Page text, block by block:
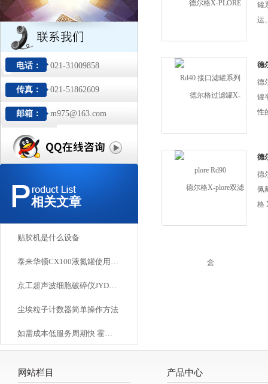
电话： 021-31009858
传真： 021-51862609
邮箱： m975@163.com
相关文章
贴胶机是什么设备
泰来华顿CX100液氮罐使用说明
京工超声波细胞破碎仪JYD650L操作注意事项
尘埃粒子计数器简单操作方法
如需成本低服务周期快 霍尼韦尔气体检测仪维修找哪里
罐
运
已
济
欧
口
欢
德
德
罐
性
护
与
搭
德
德
佩
格
网站栏目 产品中心